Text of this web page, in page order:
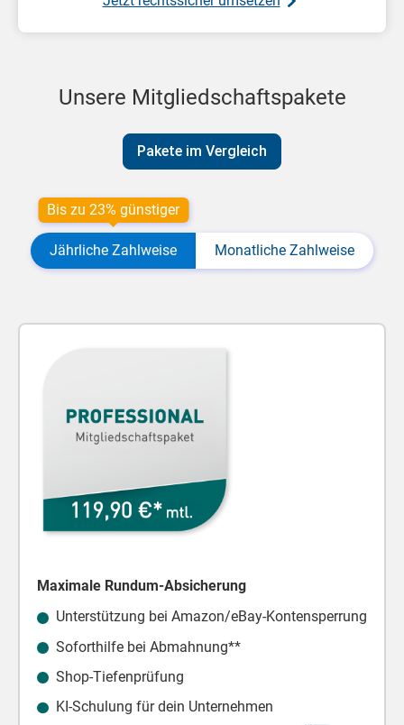
Unsere Mitgliedschaftspakete
Pakete im Vergleich
Jährliche Zahlweise
Bis zu 23% günstiger
Monatliche Zahlweise
Maximale Rundum-Absicherung
Unterstützung bei Amazon/eBay-Kontensperrung
Soforthilfe bei Abmahnung**
Shop-Tiefenprüfung
KI-Schulung für dein Unternehmen